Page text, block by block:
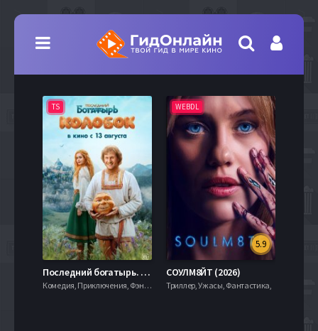
TS
Последний богатырь. Колобок (2026)
Комедия, Приключения, Фэнтези,
WEBDL
5.9
СОУЛМ8ЙТ (2026)
Триллер, Ужасы, Фантастика,